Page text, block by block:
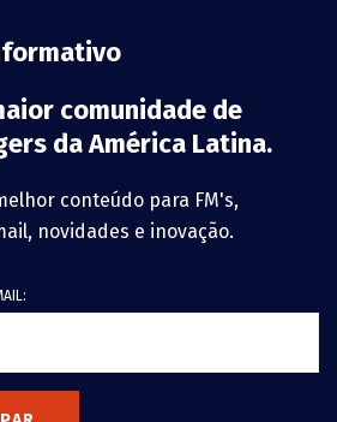
comunidade de
da América Latina.
conteúdo para FM's,
novidades e inovação.